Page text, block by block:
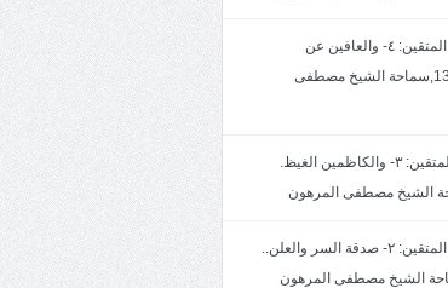
خطبة الجمعة: سمات المتقين: ٤- والعافين عن
الناس.بتاريخ13/2/1447,سماحة الشيخ مصطفى
خطبة الجمعةسمات المتقين: ٣- والكاظمين الغيظ.
خطبة الجمعة: سمات المتقين: ٢- صدقة السر والعلن..